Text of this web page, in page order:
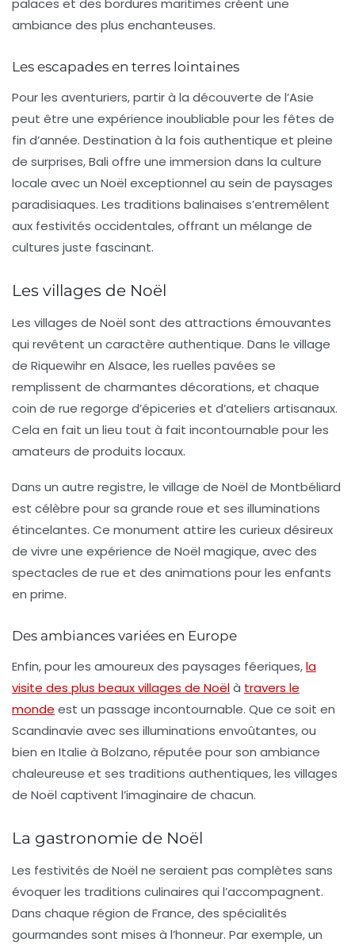
palaces et des bordures maritimes créent une
ambiance des plus enchanteuses.
Les escapades en terres lointaines
Pour les aventuriers, partir à la découverte de l’Asie
peut être une expérience inoubliable pour les fêtes de
fin d’année. Destination à la fois authentique et pleine
de surprises,Bali offre une immersion dans la culture
locale avec un Noël exceptionnel au sein de paysages
paradisiaques. Les traditions balinaises s’entremêlent
aux festivités occidentales, offrant un mélange de
cultures juste fascinant.
Les villages de Noël
Les villages de Noël sont des attractions émouvantes
qui revêtent un caractère authentique. Dans le village
de Riquewihren Alsace, les ruelles pavées se
remplissent de charmantes décorations, et chaque
coin de rue regorge d’épiceries et d’ateliers artisanaux.
Cela en fait un lieu tout à fait incontournable pour les
amateurs de produits locaux.
Dans un autre registre,le village de Noël de Montbéliard
est célèbre pour sa grande roue et ses illuminations
étincelantes. Ce monument attire les curieux désireux
de vivre une expérience de Noël magique, avec des
spectacles de rue et des animations pour les enfants
en prime.
Des ambiances variées en Europe
Enfin, pour les amoureux des paysages féeriques,la
visite des plus beaux villages de Noëlà travers le
monde est un passage incontournable. Que ce soit en
Scandinavie avec ses illuminations envoûtantes, ou
bien en Italie à Bolzano, réputée pour son ambiance
chaleureuse et ses traditions authentiques, les villages
de Noël captivent l’imaginaire de chacun.
La gastronomie de Noël
Les festivités de Noël ne seraient pas complètes sans
évoquer les traditions culinaires qui l’accompagnent.
Dans chaque région de France, des spécialités
gourmandes sont mises à l’honneur. Par exemple, un